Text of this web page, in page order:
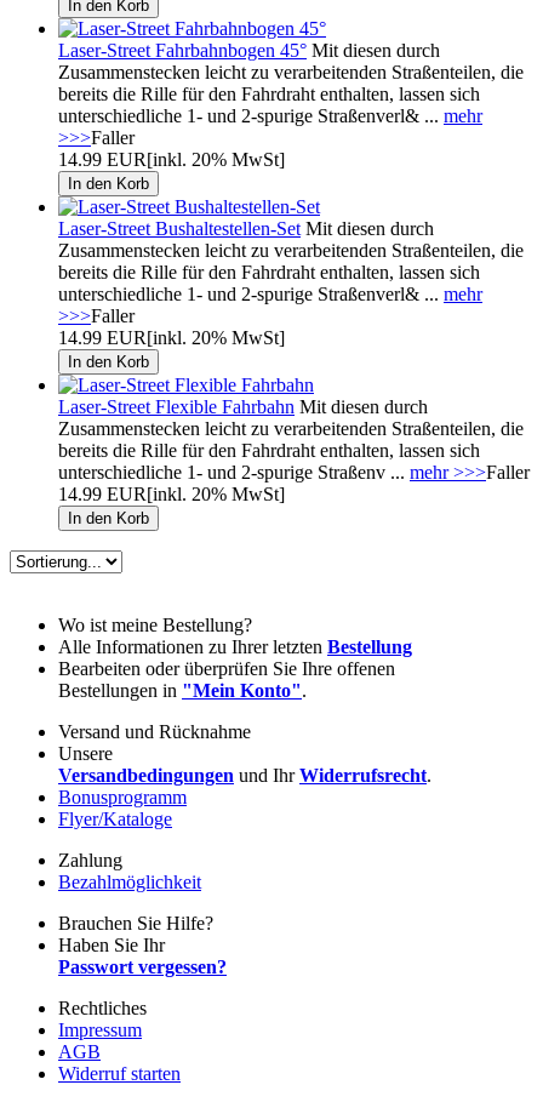
Laser-Street Fahrbahnbogen 45° Mit diesen durch
Zusammenstecken leicht zu verarbeitenden Straßenteilen, die
bereits die Rille für den Fahrdraht enthalten, lassen sich
unterschiedliche 1- und 2-spurige Straßenverl& ... mehr
>>>Faller
14.99 EUR[inkl. 20% MwSt]
Laser-Street Bushaltestellen-Set Mit diesen durch
Zusammenstecken leicht zu verarbeitenden Straßenteilen, die
bereits die Rille für den Fahrdraht enthalten, lassen sich
unterschiedliche 1- und 2-spurige Straßenverl& ... mehr
>>>Faller
14.99 EUR[inkl. 20% MwSt]
Laser-Street Flexible Fahrbahn Mit diesen durch
Zusammenstecken leicht zu verarbeitenden Straßenteilen, die
bereits die Rille für den Fahrdraht enthalten, lassen sich
unterschiedliche 1- und 2-spurige Straßenv ... mehr >>>Faller
14.99 EUR[inkl. 20% MwSt]
Wo ist meine Bestellung?
Alle Informationen zu Ihrer letzten Bestellung
Bearbeiten oder überprüfen Sie Ihre offenen
Bestellungen in "Mein Konto".
Versand und Rücknahme
Unsere
Versandbedingungen und IhrWiderrufsrecht.
Bonusprogramm
Flyer/Kataloge
Zahlung
Bezahlmöglichkeit
Brauchen Sie Hilfe?
Haben Sie Ihr
Passwort vergessen?
Rechtliches
Impressum
AGB
Widerruf starten